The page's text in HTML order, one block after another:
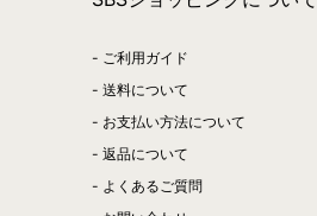
ご利用ガイド
送料について
お支払い方法について
返品について
よくあるご質問